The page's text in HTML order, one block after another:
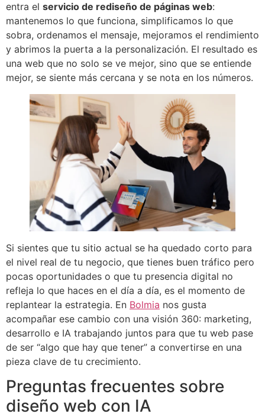
entra el servicio de rediseño de páginas web:
mantenemos lo que funciona, simplificamos lo que
sobra, ordenamos el mensaje, mejoramos el rendimiento
y abrimos la puerta a la personalización. El resultado es
una web que no solo se ve mejor, sino que se entiende
mejor, se siente más cercana y se nota en los números.
Si sientes que tu sitio actual se ha quedado corto para
el nivel real de tu negocio, que tienes buen tráfico pero
pocas oportunidades o que tu presencia digital no
refleja lo que haces en el día a día, es el momento de
replantear la estrategia. En Bolmia nos gusta
acompañar ese cambio con una visión 360: marketing,
desarrollo e IA trabajando juntos para que tu web pase
de ser “algo que hay que tener” a convertirse en una
pieza clave de tu crecimiento.
Preguntas frecuentes sobre
diseño web con IA